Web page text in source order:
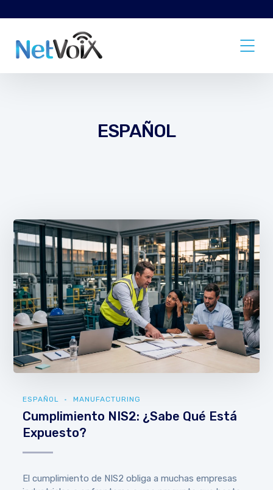
ESPAÑOL
ESPAÑOL MANUFACTURING
Cumplimiento NIS2: ¿Sabe Qué Está
Expuesto?
El cumplimiento de NIS2 obliga a muchas empresas